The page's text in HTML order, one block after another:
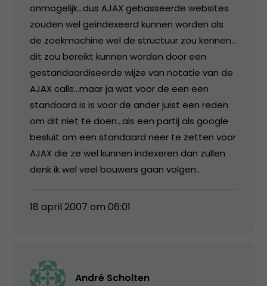
onmogelijk…dus AJAX gebasseerde websites
zouden wel geindexeerd kunnen worden als
de zoekmachine wel de structuur zou kennen…
dit zou bereikt kunnen worden door een
gestandaardiseerde wijze van notatie van de
AJAX calls…maar ja wat voor de een een
standaard is is voor de ander juist een reden
om dit niet te doen…als een partij als google
besluit om een standaard neer te zetten voor
AJAX die ze wel kunnen indexeren dan zullen
denk ik wel veel bouwers gaan volgen..
18 april 2007 om 06:01
André Scholten